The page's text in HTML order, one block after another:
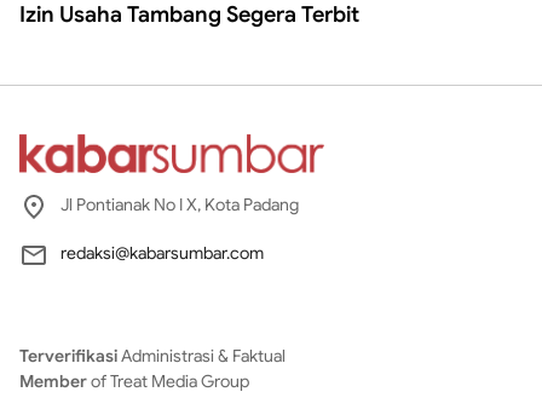
Izin Usaha Tambang Segera Terbit
Jl Pontianak No I X, Kota Padang
redaksi@kabarsumbar.com
TerverifikasiAdministrasi & Faktual
Memberof Treat Media Group